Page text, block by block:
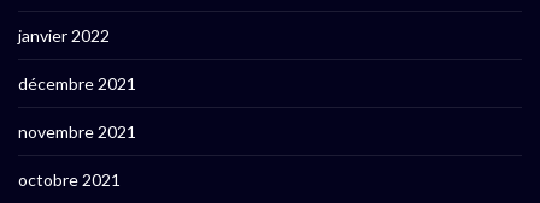
janvier 2022
décembre 2021
novembre 2021
octobre 2021